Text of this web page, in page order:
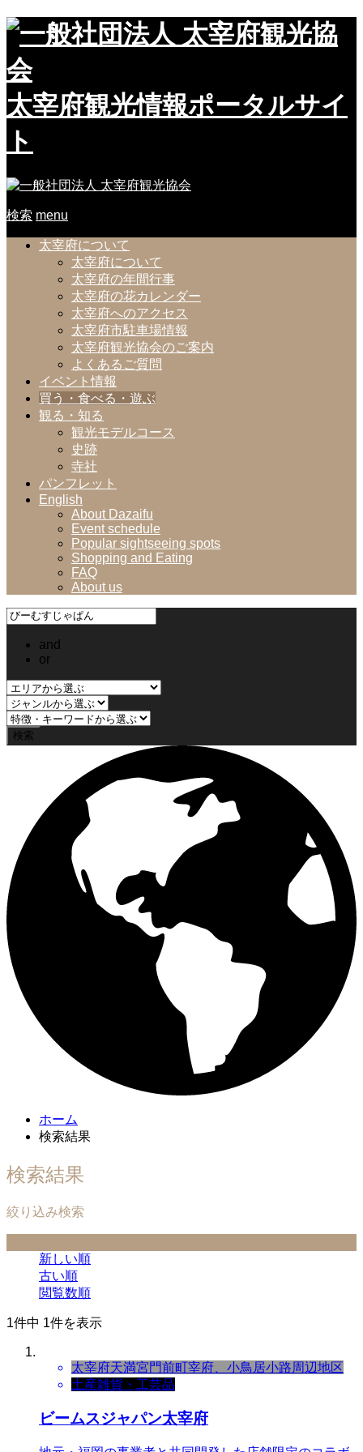
太宰府観光情報ポータルサイ
ト
検索 menu
太宰府について
太宰府について
太宰府の年間行事
太宰府の花カレンダー
太宰府へのアクセス
太宰府市駐車場情報
太宰府観光協会のご案内
よくあるご質問
イベント情報
買う・食べる・遊ぶ
観る・知る
観光モデルコース
史跡
寺社
パンフレット
English
About Dazaifu
Event schedule
Popular sightseeing spots
Shopping and Eating
FAQ
About us
and
or
ホーム
検索結果
検索結果
絞り込み検索
新しい順
古い順
閲覧数順
1件中 1件を表示
太宰府天満宮門前町宰府、小鳥居小路周辺地区
土産雑貨・工芸品
ビームスジャパン太宰府